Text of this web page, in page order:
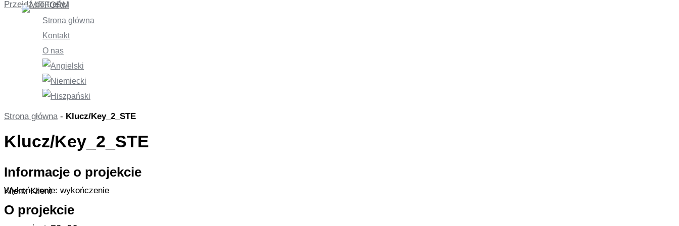
Przejdź do treści
Strona główna
Kontakt
O nas
Strona główna- Klucz/Key_2_STE
Klucz/Key_2_STE
Informacje o projekcie
Wykończenie: wykończenie
Klient: Klient
O projekcie